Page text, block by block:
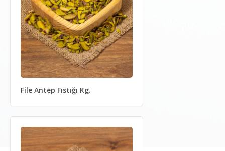
File Antep Fıstığı Kg.